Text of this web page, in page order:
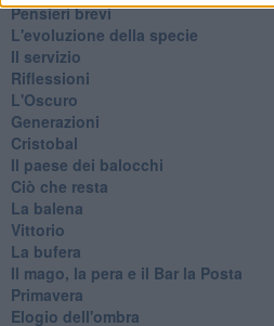
Pensieri brevi
L'evoluzione della specie
Il servizio
Riflessioni
L'Oscuro
Generazioni
Cristobal
Il paese dei balocchi
Ciò che resta
La balena
Vittorio
La bufera
Il mago, la pera e il Bar la Posta
Primavera
Elogio dell'ombra